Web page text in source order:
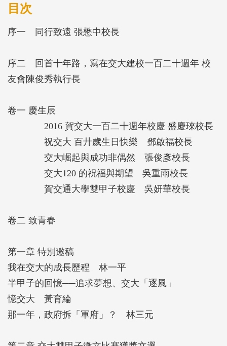
點滴，以輕鬆活潑的文字帶領大家認識更多交大。你
人？還有交通大學的校名典故，都能在本書找到答
本書為紀念交大雙甲子誕生，卻不是一本紀念刊物。
經或現在與交大相關的您們，都可以在這本書裡找到
您的、我們的交大美好年代！
目次
序一 同行致遠 張懋中校長
序二 回首十年路，寫在交大建校一百二十週年 校
友會陳俊秀執行長
卷一 慶生辰
2016 賀交大一百二十週年校慶 盛慶琜校長
祝交大 百廾歲生日快樂 鄧啟福校長
交大崛起與成功非偶然 張俊彥校長
交大120 的祝福與期望 吳重雨校長
賀交通大學雙甲子校慶 吳妍華校長
卷二 致青春
第一章 特別邀稿
我在交大的成長歷程 林一平
半甲子的回憶──追求夢想、交大「逐風」
憶交大 黃育綸
那一年，政府拆「軍府」？ 林三元